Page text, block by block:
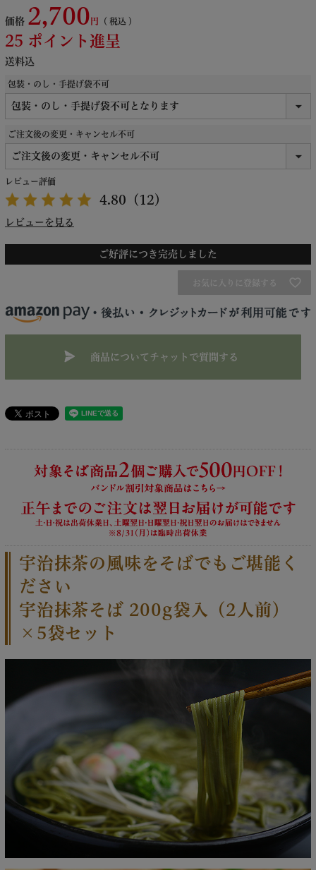
価格 2,700 税込
25 ポイント進呈
送料込
包装・のし・手提げ袋不可
ご注文後の変更・キャンセル不可
レビュー評価
4.80 （12）
レビューを見る
ご好評につき完売しました
お気に入りに登録する
商品についてチャットで質問する
宇治抹茶の風味をそばでもご堪能く
ださい
宇治抹茶そば 200g袋入（2人前）
×5袋セット